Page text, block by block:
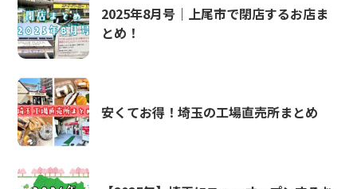
2025年8月号｜上尾市で閉店するお店ま
とめ！
安くてお得！埼玉の工場直売所まとめ